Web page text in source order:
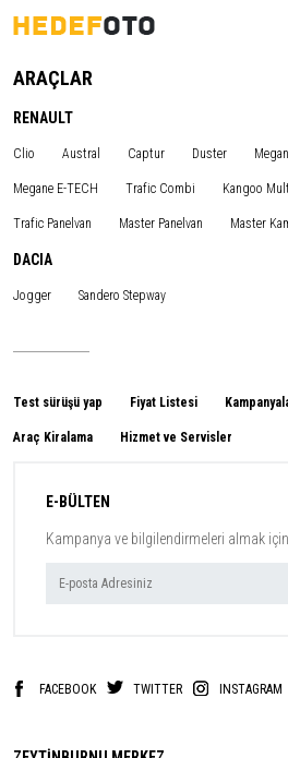
ARAÇLAR
RENAULT
Clio Austral Captur Duster
Megane E-TECH Trafic Combi Kangoo
Trafic Panelvan Master Panelvan Master
DACIA
Jogger Sandero Stepway
Test sürüşü yap Fiyat Listesi
Araç Kiralama Hizmet ve Servisler
E-BÜLTEN
Kampanya ve bilgilendirmeleri almak
FACEBOOK TWITTER INSTAGRAM